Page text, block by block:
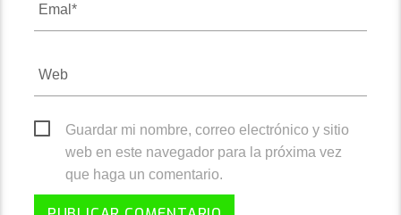
Guardar mi nombre, correo electrónico y sitio
web en este navegador para la próxima vez
que haga un comentario.